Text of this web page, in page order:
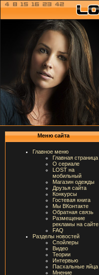
Меню сайта
Главное меню
Главная страница
О сериале
LOST на
мобильный
Магазин одежды
Друзья сайта
Конкурсы
Гостевая книга
Мы ВКонтакте
Обратная связь
Размещение
рекламы на сайте
FAQ
Разделы новостей
Спойлеры
Видео
Теории
Интервью
Пасхальные яйца
Мнение